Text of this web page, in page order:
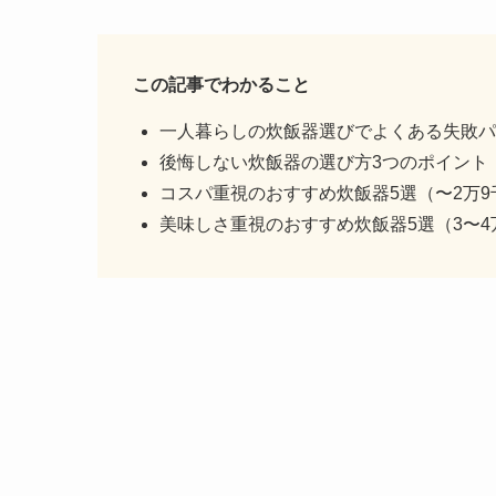
この記事でわかること
一人暮らしの炊飯器選びでよくある失敗
後悔しない炊飯器の選び方3つのポイント
コスパ重視のおすすめ炊飯器5選（〜2万9
美味しさ重視のおすすめ炊飯器5選（3〜4